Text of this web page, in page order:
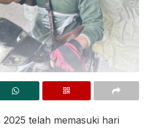
telah memasuki hari